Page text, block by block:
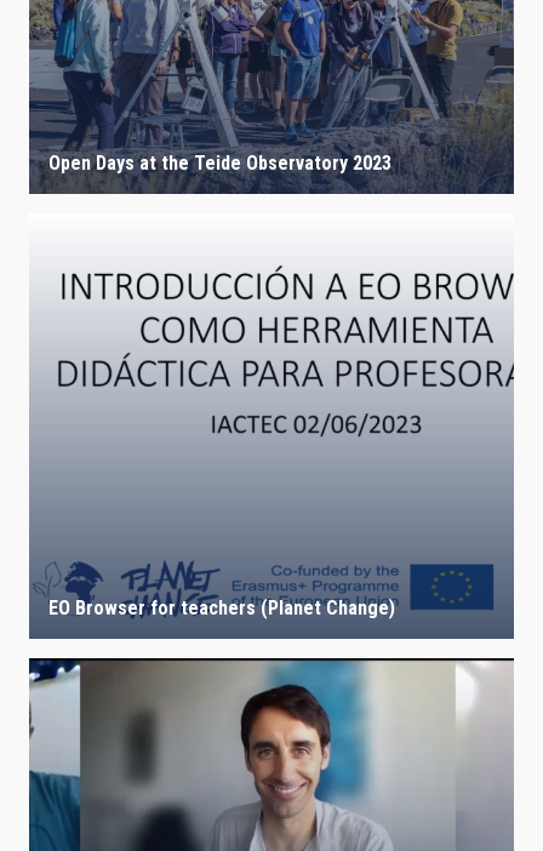
Open Days at the Teide Observatory 2023
EO Browser for teachers (Planet Change)